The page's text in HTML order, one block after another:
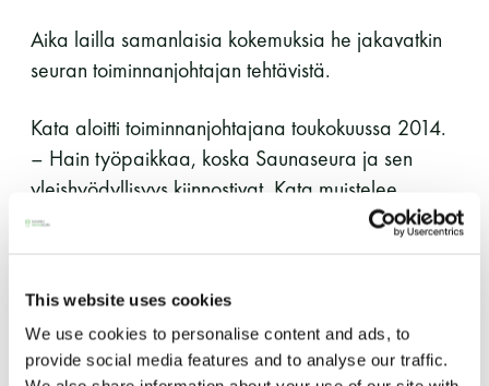
This website uses cookies
We use cookies to personalise content and ads, to
provide social media features and to analyse our traffic.
Hinnasto
Vieras jäsenen seurassa
Jäsenen lapsi 7-18 v.
Aika lailla samanlaisia kokemuksia he jakavatkin
seuran toiminnanjohtajan tehtävistä.
Kata aloitti toiminnanjohtajana toukokuussa 2014.
– Hain työpaikkaa, koska Saunaseura ja sen
yleishyödyllisyys kiinnostivat, Kata muistelee.
Kolme vuotta myöhemmin eli toukokuussa 2017
ollut jo aikaisemminkin järjestöjen johtotehtävissä
eli tämä työpaikka vastasi työkokemustani, Jussi
sanoo. Kata ja Jussi tunsivat toisensa jo